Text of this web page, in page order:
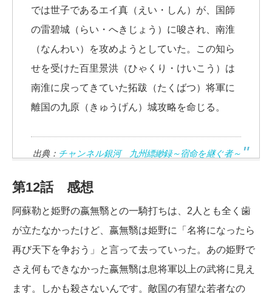
では世子であるエイ真（えい・しん）が、国師
の雷碧城（らい・へきじょう）に唆され、南淮
（なんわい）を攻めようとしていた。この知ら
せを受けた百里景洪（ひゃくり・けいこう）は
南淮に戻ってきていた拓跋（たくばつ）将軍に
離国の九原（きゅうげん）城攻略を命じる。
出典： チャンネル銀河 九州縹緲録～宿命を継ぐ者～
第12話 感想
阿蘇勒と姫野の嬴無翳との一騎打ちは、2人とも全く歯
が立たなかったけど、嬴無翳は姫野に「名将になったら
再び天下を争おう」と言って去っていった。あの姫野で
さえ何もできなかった嬴無翳は息将軍以上の武将に見え
ます。しかも殺さないんです。敵国の有望な若者なの